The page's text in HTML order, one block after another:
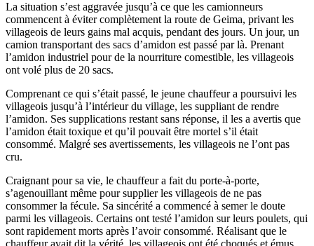
La situation s’est aggravée jusqu’à ce que les camionneurs
commencent à éviter complètement la route de Geima, privant les
villageois de leurs gains mal acquis, pendant des jours. Un jour, un
camion transportant des sacs d’amidon est passé par là. Prenant
l’amidon industriel pour de la nourriture comestible, les villageois
ont volé plus de 20 sacs.
Comprenant ce qui s’était passé, le jeune chauffeur a poursuivi les
villageois jusqu’à l’intérieur du village, les suppliant de rendre
l’amidon. Ses supplications restant sans réponse, il les a avertis que
l’amidon était toxique et qu’il pouvait être mortel s’il était
consommé. Malgré ses avertissements, les villageois ne l’ont pas
cru.
Craignant pour sa vie, le chauffeur a fait du porte-à-porte,
s’agenouillant même pour supplier les villageois de ne pas
consommer la fécule. Sa sincérité a commencé à semer le doute
parmi les villageois. Certains ont testé l’amidon sur leurs poulets, qui
sont rapidement morts après l’avoir consommé. Réalisant que le